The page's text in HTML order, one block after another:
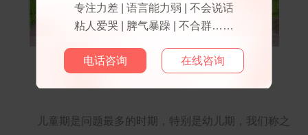
儿童期是问题最多的时期，特别是幼儿期，我们称之
专注力差 | 语言能力弱 | 不会说话
粘人爱哭 | 脾气暴躁 | 不合群……
电话咨询 在线咨询